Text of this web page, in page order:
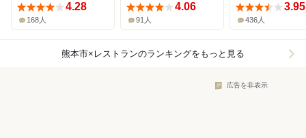
4.28
168人
4.06
91人
3.95
436人
熊本市×レストランのランキングをもっと見る
広告を非表示